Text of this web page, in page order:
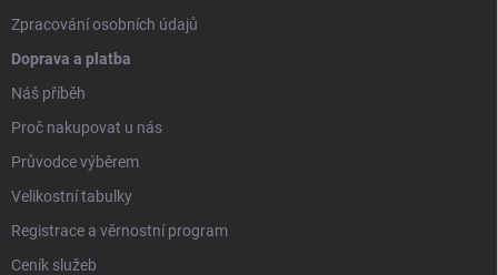
Zpracování osobních údajů
Doprava a platba
Náš příběh
Proč nakupovat u nás
Průvodce výběrem
Velikostní tabulky
Registrace a věrnostní program
Ceník služeb